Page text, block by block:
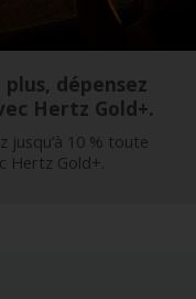
plus, dépensez
Hertz Gold+.
jusqu’à 10 % toute
Hertz Gold+.